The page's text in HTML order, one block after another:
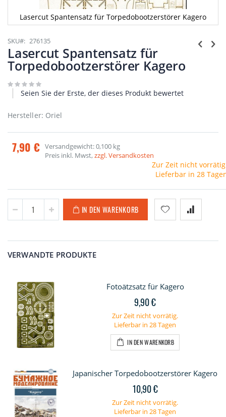
Lasercut Spantensatz für Torpedobootzerstörer Kagero
Anfang
der
Bildgalerie
springen
SKU 276135
Lasercut Spantensatz für
Torpedobootzerstörer Kagero
Seien Sie der Erste, der dieses Produkt bewertet
Hersteller: Oriel
7,90 € Versandgewicht: 0,100 kg
Preis inkl. Mwst,zzgl. Versandkosten
Zur Zeit nicht
Lieferbar in 28
IN DEN WARENKORB
VERWANDTE PRODUKTE
Fotoätzsatz für Kagero
9,90 €
Zur Zeit nicht vorrätig.
Lieferbar in 28 Tagen
IN DEN WARENKORB
Japanischer Torpedobootzerstörer Kagero
10,90 €
Zur Zeit nicht vorrätig.
Lieferbar in 28 Tagen